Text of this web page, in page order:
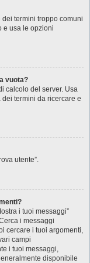
termini troppo comuni
e usa le opzioni
vuota?
calcolo del server. Usa
termini da ricercare e
utente”.
i tuoi messaggi”
i messaggi
cercare i tuoi argomenti,
campi
i tuoi messaggi,
disponibile